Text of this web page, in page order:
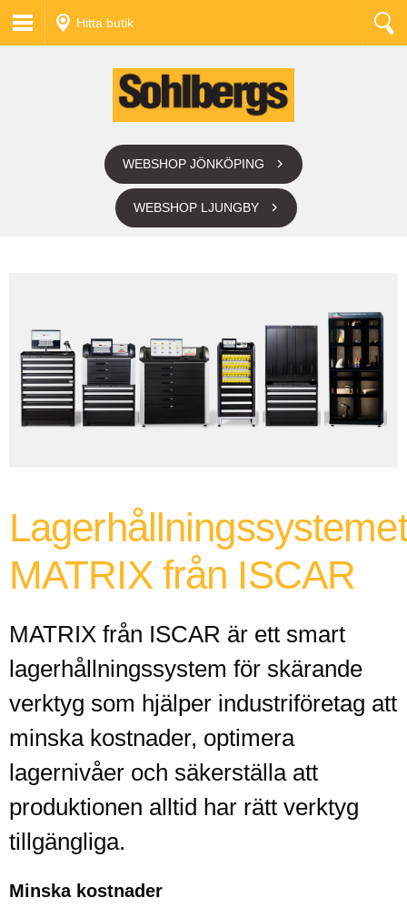
Hitta butik
WEBSHOP JÖNKÖPING
WEBSHOP LJUNGBY
Lagerhållningssystemet
MATRIX från ISCAR
MATRIX från ISCAR är ett smart
lagerhållningssystem för skärande
verktyg som hjälper industriföretag att
minska kostnader, optimera
lagernivåer och säkerställa att
produktionen alltid har rätt verktyg
tillgängliga.
Minska kostnader